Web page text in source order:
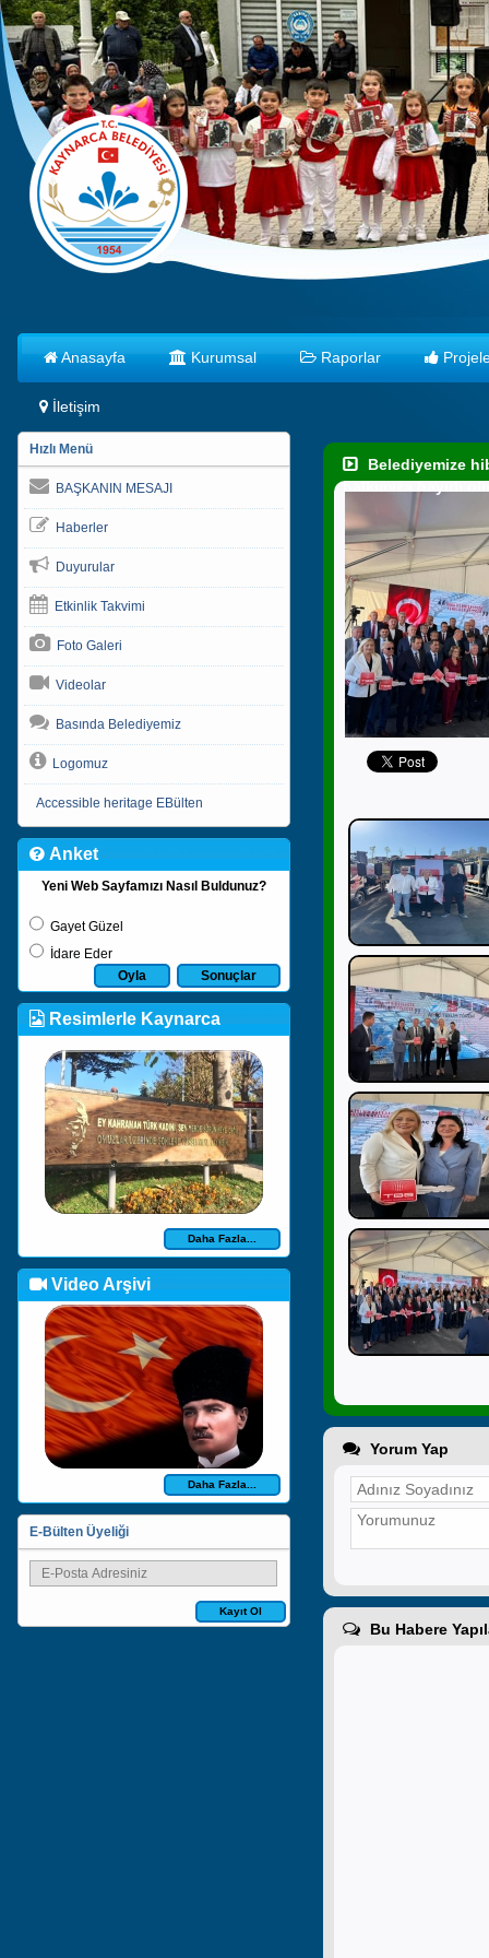
Anasayfa Kurumsal Raporlar
İletişim
Hızlı Menü
BAŞKANIN MESAJI
Haberler
Duyurular
Etkinlik Takvimi
Foto Galeri
Videolar
Basında Belediyemiz
Logomuz
Accessible heritage EBülten
Anket
Yeni Web Sayfamızı Nasıl Buldunuz?
Gayet Güzel
İdare Eder
Sonuçlar
Oyla
Resimlerle Kaynarca
Daha Fazla...
Video Arşivi
Daha Fazla...
E-Bülten Üyeliği
Kayıt Ol
Belediyemize
halkımıza hayırlı
Yorum Yap
Bu Habere